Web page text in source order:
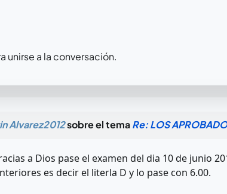
unirse a la conversación.
Alvarez2012sobre el temaRe: LOS
a Dios pase el examen del dia 10 de junio
es decir el literla D y lo pase con 6.00.